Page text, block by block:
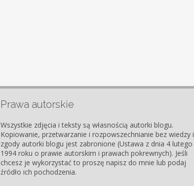
Prawa autorskie
Wszystkie zdjęcia i teksty są własnością autorki blogu.
Kopiowanie, przetwarzanie i rozpowszechnianie bez wiedzy i
zgody autorki blogu jest zabronione (Ustawa z dnia 4 lutego
1994 roku o prawie autorskim i prawach pokrewnych). Jeśli
chcesz je wykorzystać to proszę napisz do mnie lub podaj
źródło ich pochodzenia.